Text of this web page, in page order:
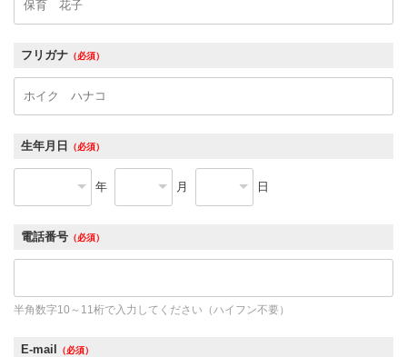
フリガナ （必須）
生年月日 （必須）
年 月 日
電話番号 （必須）
半角数字10～11桁で入力してください（ハイフン不要）
E-mail （必須）